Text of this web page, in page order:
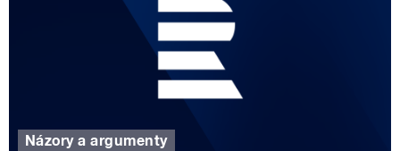
Názory a argumenty